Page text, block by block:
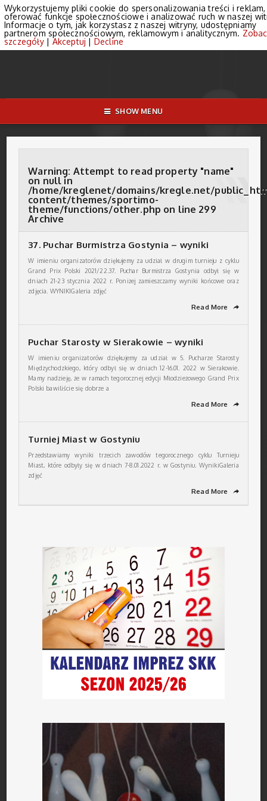
SHOW MENU
Warning: Attempt to read property "name"
on null in
/home/kreglenet/domains/kregle.net/
content/themes/sportimo-
theme/functions/other.php on line 299
Archive
37. Puchar Burmistrza Gostynia – wyniki
W imieniu organizatorów dziękujemy za udział w drugim turnieju z cyklu
Grand Prix Polski 2021/22.37. Puchar Burmistrza Gostynia odbył się w
dniach 21-23 stycznia 2022 r. Poniżej zamieszczamy wyniki końcowe oraz
zdjęcia. WYNIKIGaleria zdjęć
Read More ➦
Puchar Starosty w Sierakowie – wyniki
W imieniu organizatorów dziękujemy za udział w 5. Pucharze Starosty
Międzychodzkiego, który odbył się w dniach 12-16.01. 2022 w Sierakowie.
Mamy nadzieję, że w ramach tegorocznej edycji Młodzieżowego Grand Prix
Polski bawiliście się dobrze a
Read More ➦
Turniej Miast w Gostyniu
Przedstawiamy wyniki trzecich zawodów tegorocznego cyklu Turnieju
Miast, które odbyły się w dniach 7-8.01.2022 r. w Gostyniu. WynikiGaleria
zdjęć
Read More ➦
Wykorzystujemy pliki cookie do spersonalizowania treści i
oferować funkcje społecznościowe i analizować ruch w naszej
Informacje o tym, jak korzystasz z naszej witryny, udostępniamy
partnerom społecznościowym, reklamowym i analitycznym.
szczegóły| Akceptuj | Decline